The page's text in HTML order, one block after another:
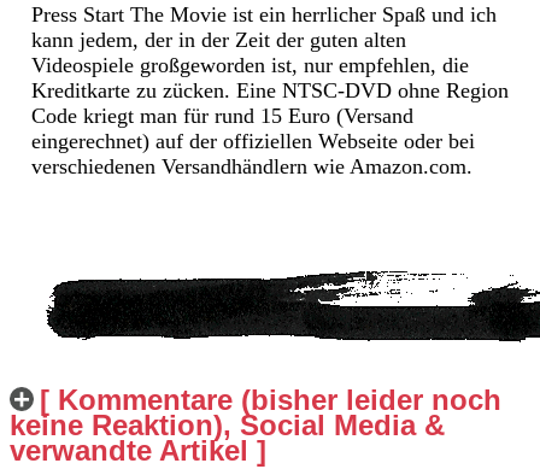
Press Start The Movie ist ein herrlicher Spaß und ich
kann jedem, der in der Zeit der guten alten
Videospiele großgeworden ist, nur empfehlen, die
Kreditkarte zu zücken. Eine NTSC-DVD ohne Region
Code kriegt man für rund 15 Euro (Versand
eingerechnet) auf der offiziellen Webseite oder bei
verschiedenen Versandhändlern wie Amazon.com.
[ Kommentare (bisher leider noch
keine Reaktion), Social Media &
verwandte Artikel ]